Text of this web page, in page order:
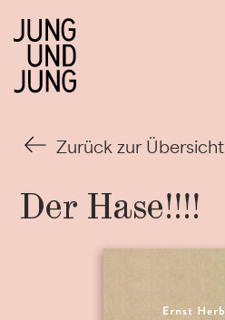
Zurück zur Übersicht
Der Hase!!!!